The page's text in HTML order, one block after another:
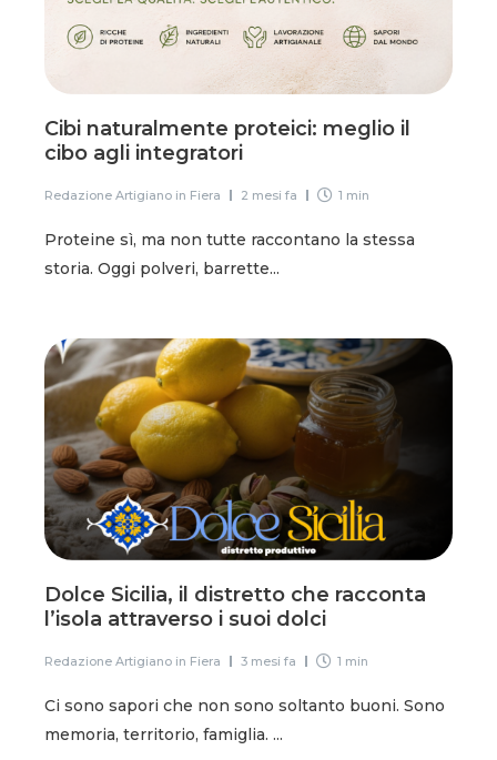
Cibi naturalmente proteici: meglio il
cibo agli integratori
Redazione Artigiano in Fiera 2 mesi fa 1 min
Proteine sì, ma non tutte raccontano la stessa
storia. Oggi polveri, barrette...
Dolce Sicilia, il distretto che racconta
l’isola attraverso i suoi dolci
Redazione Artigiano in Fiera 3 mesi fa 1 min
Ci sono sapori che non sono soltanto buoni. Sono
memoria, territorio, famiglia. ...